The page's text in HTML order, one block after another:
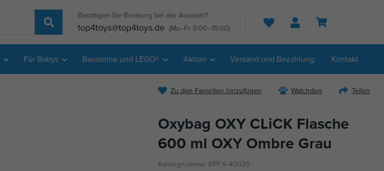
Benötigen Sie Beratung bei der Auswahl?
top4toys@top4toys.de (Mo–Fr 9:00–15:00) Suche
Für Babys Bausteine und LEGO® Aktion Versand und Bezahlung Kontakt
Zu den Favoriten hinzufügen Watchdog Teilen
Oxybag OXY CLiCK Flasche
600 ml OXY Ombre Grau
Katalognummer KPP 6-40025